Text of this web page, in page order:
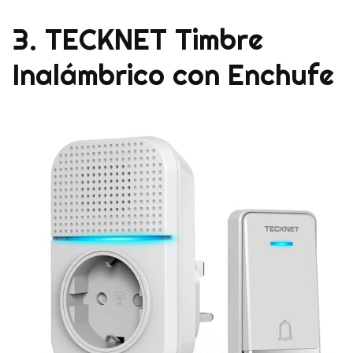
3. TECKNET Timbre
Inalámbrico con Enchufe